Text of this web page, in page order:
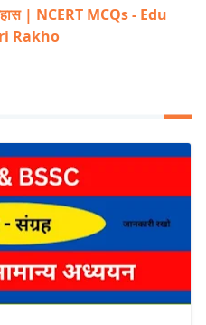
| NCERT MCQs - Edu
Rakho